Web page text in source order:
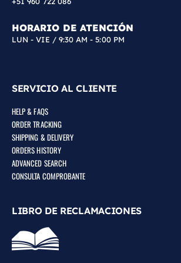
HORARIO DE ATENCIÓN
LUN - VIE / 9:30 AM - 5:00 PM
SERVICIO AL CLIENTE
HELP & FAQS
ORDER TRACKING
SHIPPING & DELIVERY
ORDERS HISTORY
ADVANCED SEARCH
CONSULTA COMPROBANTE
LIBRO DE RECLAMACIONES